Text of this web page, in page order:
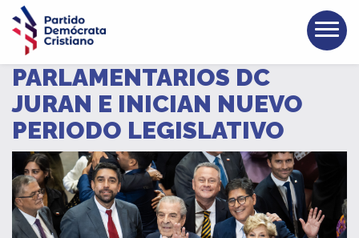
PARLAMENTARIOS DC
JURAN E INICIAN NUEVO
PERIODO LEGISLATIVO